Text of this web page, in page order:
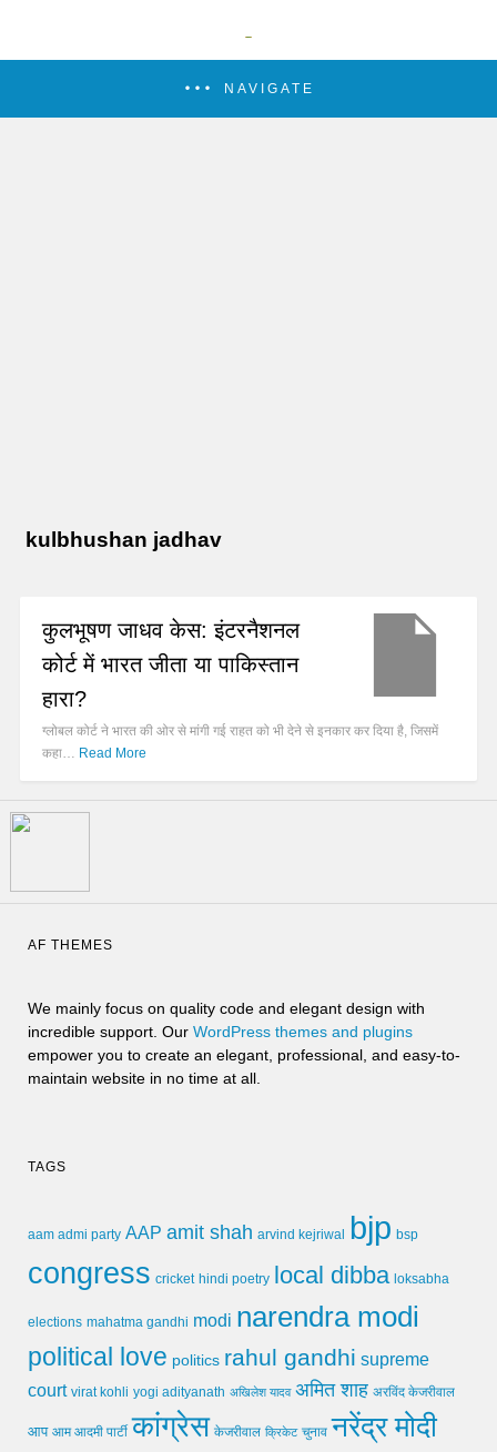
NAVIGATE
kulbhushan jadhav
कुलभूषण जाधव केस: इंटरनैशनल
कोर्ट में भारत जीता या पाकिस्तान
हारा?
ग्लोबल कोर्ट ने भारत की ओर से मांगी गई राहत को भी देने से इनकार कर दिया है, जिसमें
कहा… Read More
AF THEMES
We mainly focus on quality code and elegant design with
incredible support. Our WordPress themes and plugins
empower you to create an elegant, professional, and easy-to-
maintain website in no time at all.
TAGS
aam admi party AAP amit shah arvind kejriwal bjp bsp
congress cricket hindi poetry local dibba loksabha
elections mahatma gandhi modi narendra modi
political love politics rahul gandhi supreme
court virat kohli yogi adityanath अखिलेश यादव अमित शाह अरविंद केजरीवाल
आप आम आदमी पार्टी कांग्रेस केजरीवाल क्रिकेट चुनाव नरेंद्र मोदी